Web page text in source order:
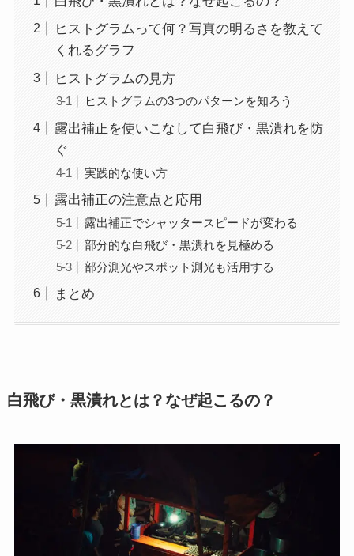
ヒストグラムって何？写真の明るさを教えて
くれるグラフ
ヒストグラムの見方
ヒストグラムの3つのパターンを知ろう
露出補正を使いこなして白飛び・黒潰れを防
ぐ
実践的な使い方
露出補正の注意点と応用
露出補正でシャッタースピードが変わる
部分的な白飛び・黒潰れを見極める
部分測光やスポット測光も活用する
まとめ
白飛び・黒潰れとは？なぜ起こるの？